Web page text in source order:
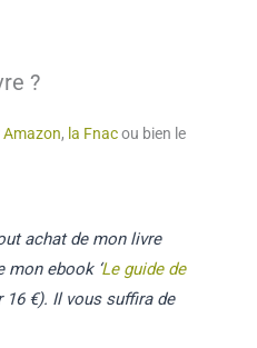
?
Amazon, la Fnacou bien le
achat de mon livre
mon ebook ‘Le guide de
16 €). Il vous suffira de